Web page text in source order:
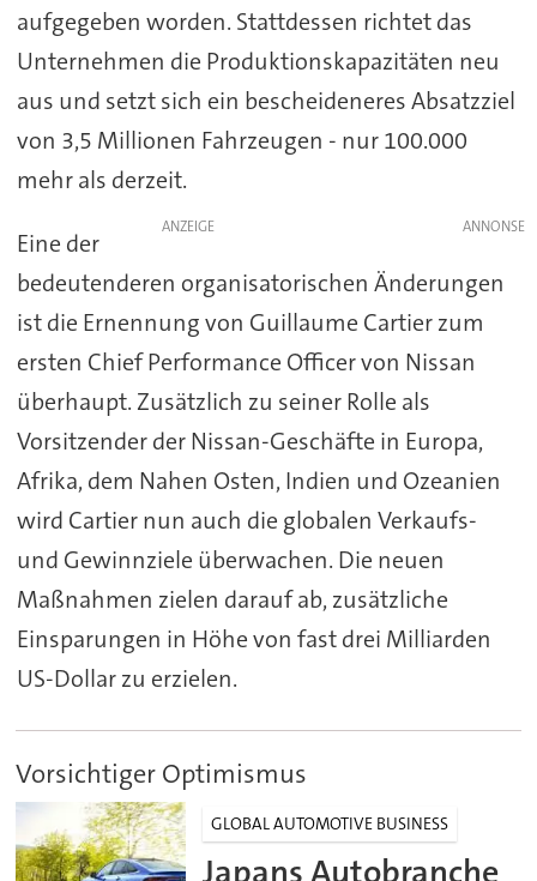
aufgegeben worden. Stattdessen richtet das
Unternehmen die Produktionskapazitäten neu
aus und setzt sich ein bescheideneres Absatzziel
von 3,5 Millionen Fahrzeugen - nur 100.000
mehr als derzeit.
ANZEIGE
Eine der
bedeutenderen organisatorischen Änderungen
ist die Ernennung von Guillaume Cartier zum
ersten Chief Performance Officer von Nissan
überhaupt. Zusätzlich zu seiner Rolle als
Vorsitzender der Nissan-Geschäfte in Europa,
Afrika, dem Nahen Osten, Indien und Ozeanien
wird Cartier nun auch die globalen Verkaufs-
und Gewinnziele überwachen. Die neuen
Maßnahmen zielen darauf ab, zusätzliche
Einsparungen in Höhe von fast drei Milliarden
US-Dollar zu erzielen.
Vorsichtiger Optimismus
GLOBAL AUTOMOTIVE BUSINESS